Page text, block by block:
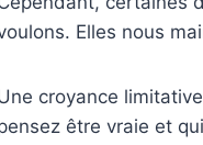
Elles nous
croyance
être vraie et